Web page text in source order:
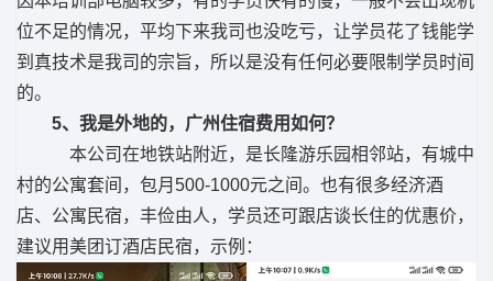
位不足的情况，平均下来我司也没吃亏，让学员花了钱能学
到真技术是我司的宗旨，所以是没有任何必要限制学员时间
的。
5、我是外地的，广州住宿费用如何？
本公司在地铁站附近，是长隆游乐园相邻站，有城中
村的公寓套间，包月500-1000元之间。也有很多经济酒
店、公寓民宿，丰俭由人，学员还可跟店谈长住的优惠价，
建议用美团订酒店民宿，示例：